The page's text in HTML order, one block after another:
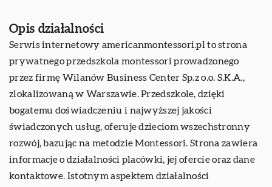
Opis działalności
Serwis internetowy americanmontessori.pl to strona
prywatnego przedszkola montessori prowadzonego
przez firmę Wilanów Business Center Sp.z o.o. S.K.A.,
zlokalizowaną w Warszawie. Przedszkole, dzięki
bogatemu doświadczeniu i najwyższej jakości
świadczonych usług, oferuje dzieciom wszechstronny
rozwój, bazując na metodzie Montessori. Strona zawiera
informacje o działalności placówki, jej ofercie oraz dane
kontaktowe. Istotnym aspektem działalności